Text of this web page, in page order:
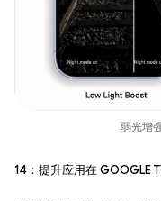
弱光增
14：提升应用在 Google